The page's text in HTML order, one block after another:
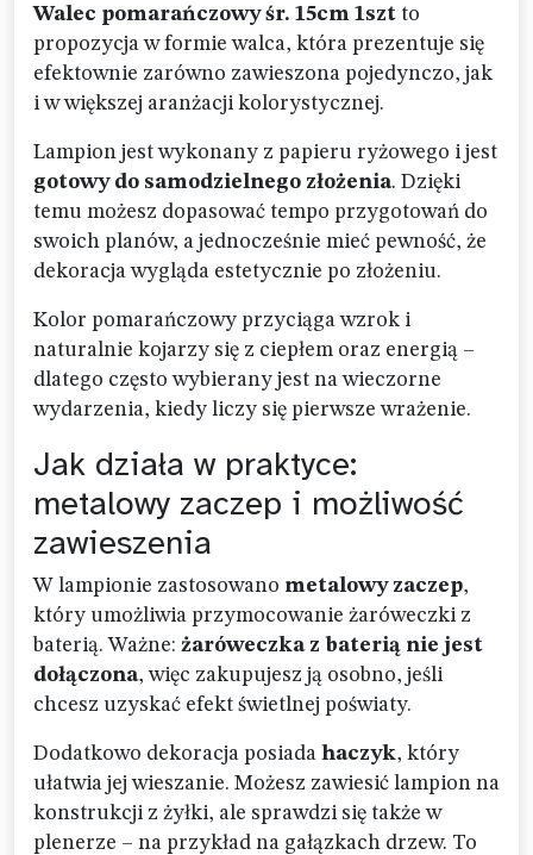
Walec pomarańczowy śr. 15cm 1szt to
propozycja w formie walca, która prezentuje się
efektownie zarówno zawieszona pojedynczo, jak
i w większej aranżacji kolorystycznej.
Lampion jest wykonany z papieru ryżowego i jest
gotowy do samodzielnego złożenia. Dzięki
temu możesz dopasować tempo przygotowań do
swoich planów, a jednocześnie mieć pewność, że
dekoracja wygląda estetycznie po złożeniu.
Kolor pomarańczowy przyciąga wzrok i
naturalnie kojarzy się z ciepłem oraz energią –
dlatego często wybierany jest na wieczorne
wydarzenia, kiedy liczy się pierwsze wrażenie.
Jak działa w praktyce:
metalowy zaczep i możliwość
zawieszenia
W lampionie zastosowano metalowy zaczep,
który umożliwia przymocowanie żaróweczki z
baterią. Ważne: żaróweczka z baterią nie jest
dołączona, więc zakupujesz ją osobno, jeśli
chcesz uzyskać efekt świetlnej poświaty.
Dodatkowo dekoracja posiada haczyk, który
ułatwia jej wieszanie. Możesz zawiesić lampion na
konstrukcji z żyłki, ale sprawdzi się także w
plenerze – na przykład na gałązkach drzew. To